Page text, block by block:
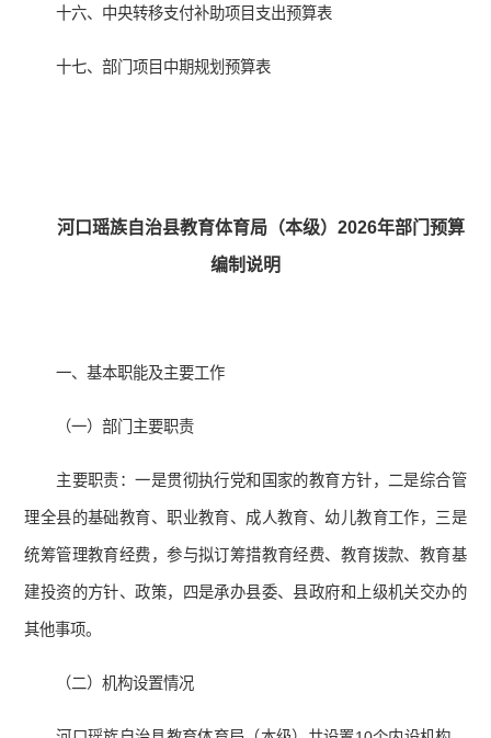
十六、中央转移支付补助项目支出预算表
十七、部门项目中期规划预算表
河口瑶族自治县教育体育局（本级）2026年部门预算
编制说明
一、基本职能及主要工作
（一）部门主要职责
主要职责：一是贯彻执行党和国家的教育方针，二是综合管
理全县的基础教育、职业教育、成人教育、幼儿教育工作，三是
统筹管理教育经费，参与拟订筹措教育经费、教育拨款、教育基
建投资的方针、政策，四是承办县委、县政府和上级机关交办的
其他事项。
（二）机构设置情况